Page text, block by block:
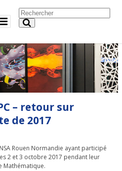
– retour sur
de 2017
Rouen Normandie ayant participé
2 et 3 octobre 2017 pendant leur
Mathématique.